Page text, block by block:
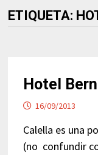
ETIQUETA:
Hotel
16/09/2013
Calella es una
(no confundir